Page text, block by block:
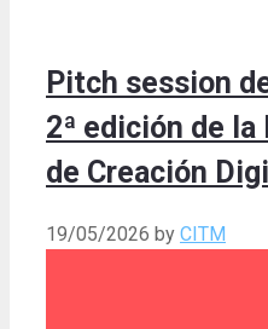
Pitch session
2ª edición de
de Creación
19/05/2026 by CITM